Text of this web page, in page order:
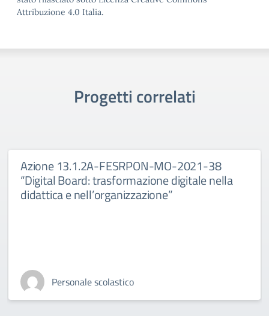
Attribuzione 4.0 Italia.
Progetti correlati
Azione 13.1.2A-FESRPON-MO-2021-38
“Digital Board: trasformazione digitale nella
didattica e nell’organizzazione”
Personale scolastico